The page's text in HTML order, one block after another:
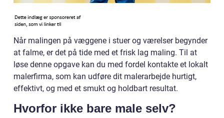
Når malingen på væggene i stuer og værelser begynder
at falme, er det på tide med et frisk lag maling. Til at
løse denne opgave kan du med fordel kontakte et lokalt
malerfirma, som kan udføre dit malerarbejde hurtigt,
effektivt, og med et smukt og holdbart resultat.
Hvorfor ikke bare male selv?